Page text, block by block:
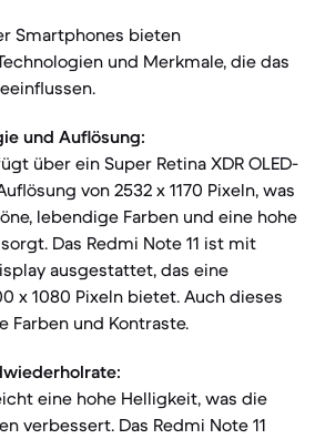
Smartphones bieten
und Merkmale, die das
und Auflösung:
über ein Super Retina XDR OLED-
von 2532 x 1170 Pixeln, was
lebendige Farben und eine hohe
Das Redmi Note 11 ist mit
ausgestattet, das eine
x 1080 Pixeln bietet. Auch dieses
Farben und Kontraste.
eine hohe Helligkeit, was die
verbessert. Das Redmi Note 11